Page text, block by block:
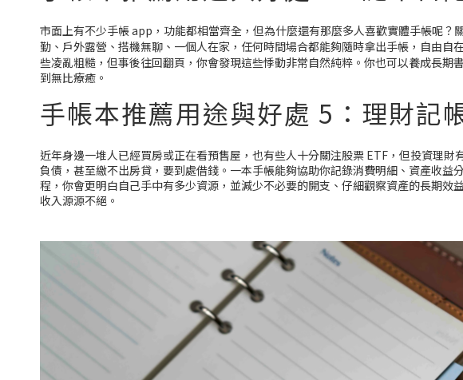
市面上有不少手帳 app，功能都相當齊全，但為什麼還有那麼多人喜歡實體手帳呢
勤、戶外露營、搭機無聊、一個人在家，任何時間場合都能夠隨時拿出手帳，自由自
些凌亂粗糙，但事後往回翻頁，你會發現這些悸動非常自然純粹。你也可以養成長
到無比療癒。
手帳本推薦用途與好處 5：理財記
近年身邊一堆人已經買房或正在看預售屋，也有些人十分關注股票 ETF，但投資理
負債，甚至繳不出房貸，要到處借錢。一本手帳能夠協助你記錄消費明細、資產收
程，你會更明白自己手中有多少資源，並減少不必要的開支、仔細觀察資產的長期
收入源源不絕。